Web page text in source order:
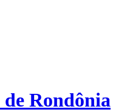
Rondônia